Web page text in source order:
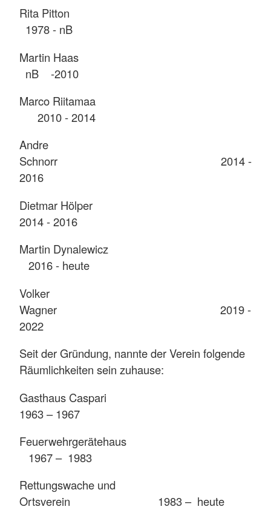
Rita Pitton
1978 - nB
Martin Haas
nB -2010
Marco Riitamaa
2010 - 2014
Andre
Schnorr 2014 -
2016
Dietmar Hölper
2014 - 2016
Martin Dynalewicz
2016 - heute
Volker
Wagner 2019 -
2022
Seit der Gründung, nannte der Verein folgende
Räumlichkeiten sein zuhause:
Gasthaus Caspari
1963 – 1967
Feuerwehrgerätehaus
1967 – 1983
Rettungswache und
Ortsverein 1983 – heute